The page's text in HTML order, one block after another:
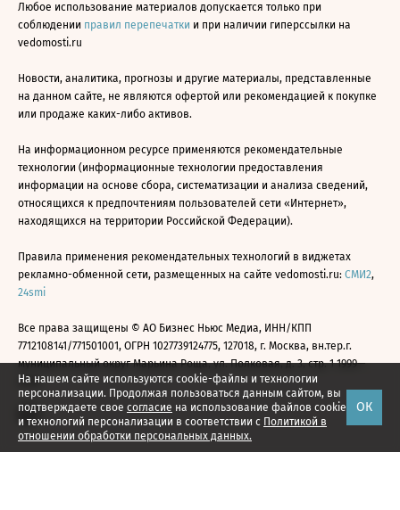
На нашем сайте используются cookie-файлы и технологии
персонализации. Продолжая пользоваться данным сайтом, вы
подтверждаете свое согласие на использование файлов cookie
и технологий персонализации в соответствии с Политикой в
отношении обработки персональных данных.
ОК
Любое использование материалов допускается только при
соблюдении правил перепечатки и при наличии гиперссылки на
vedomosti.ru
Новости, аналитика, прогнозы и другие материалы, представленные
на данном сайте, не являются офертой или рекомендацией к покупке
или продаже каких-либо активов.
На информационном ресурсе применяются рекомендательные
технологии (информационные технологии предоставления
информации на основе сбора, систематизации и анализа сведений,
относящихся к предпочтениям пользователей сети «Интернет»,
находящихся на территории Российской Федерации).
Правила применения рекомендательных технологий в виджетах
рекламно-обменной сети, размещенных на сайте vedomosti.ru: СМИ2,
24smi
Все права защищены © АО Бизнес Ньюс Медиа, ИНН/КПП
7712108141/771501001, ОГРН 1027739124775, 127018, г. Москва, вн.тер.г.
муниципальный округ Марьина Роща, ул. Полковая, д. 3, стр. 1 1999—
2026